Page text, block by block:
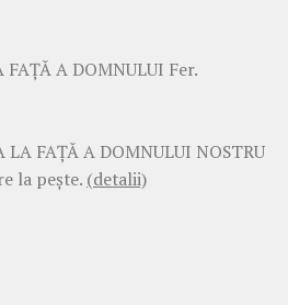
FAŢĂ A DOMNULUI Fer.
LA FAŢĂ A DOMNULUI NOSTRU
la pește. (detalii)